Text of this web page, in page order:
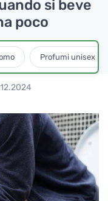
si beve
poco
Profumi unisex